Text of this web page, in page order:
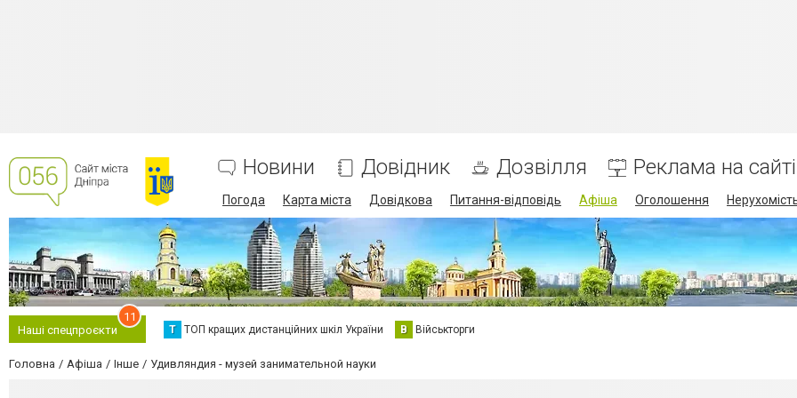
Новини Довідник Дозвілля Реклама на сайті
Погода Карта міста Довідкова Питання-відповідь Афіша Оголошення
Наші спецпроєкти
11
Т ТОП кращих дистанційних шкіл України В Військторги
Головна Афіша Інше Удивляндия - музей занимательной науки